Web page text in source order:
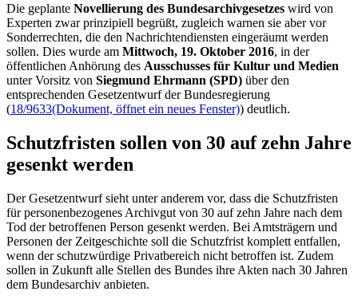
Die geplante Novellierung des Bundesarchivgesetzes wird von
Experten zwar prinzipiell begrüßt, zugleich warnen sie aber vor
Sonderrechten, die den Nachrichtendiensten eingeräumt werden
sollen. Dies wurde am Mittwoch, 19. Oktober 2016, in der
öffentlichen Anhörung des Ausschusses für Kultur und Medien
unter Vorsitz von Siegmund Ehrmann (SPD) über den
entsprechenden Gesetzentwurf der Bundesregierung
(18/9633(Dokument, öffnet ein neues Fenster)) deutlich.
Schutzfristen sollen von 30 auf zehn Jahre
gesenkt werden
Der Gesetzentwurf sieht unter anderem vor, dass die Schutzfristen
für personenbezogenes Archivgut von 30 auf zehn Jahre nach dem
Tod der betroffenen Person gesenkt werden. Bei Amtsträgern und
Personen der Zeitgeschichte soll die Schutzfrist komplett entfallen,
wenn der schutzwürdige Privatbereich nicht betroffen ist. Zudem
sollen in Zukunft alle Stellen des Bundes ihre Akten nach 30 Jahren
dem Bundesarchiv anbieten.